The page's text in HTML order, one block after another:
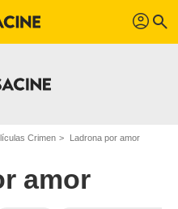
profil search
Crimen Ladrona por amor
amor